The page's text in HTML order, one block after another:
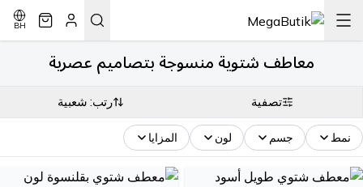
BH
معاطف شتوية منسوجة بتصاميم عصرية
تصفية رتب: شعبية
نمط جسم لون المزايا